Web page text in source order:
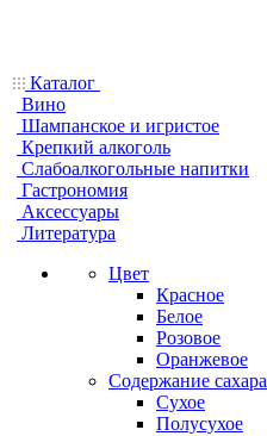
Каталог
Вино
Шампанское и игристое
Крепкий алкоголь
Слабоалкогольные напитки
Гастрономия
Аксессуары
Литература
Цвет
Красное
Белое
Розовое
Оранжевое
Содержание сахара
Сухое
Полусухое